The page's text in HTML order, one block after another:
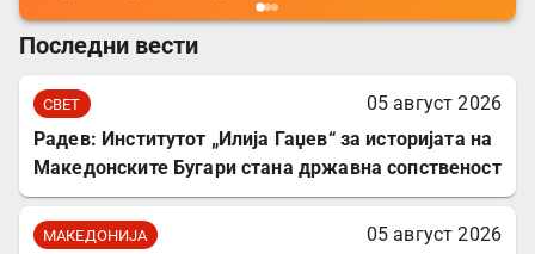
Последни вести
СВЕТ
05 август 2026
Радев: Институтот „Илија Гаџев“ за историјата на
Македонските Бугари стана државна сопственост
МАКЕДОНИЈА
05 август 2026